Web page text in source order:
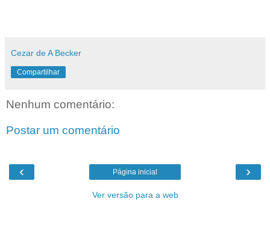
Cezar de A Becker
Compartilhar
Nenhum comentário:
Postar um comentário
‹ ›
Página inicial
Ver versão para a web